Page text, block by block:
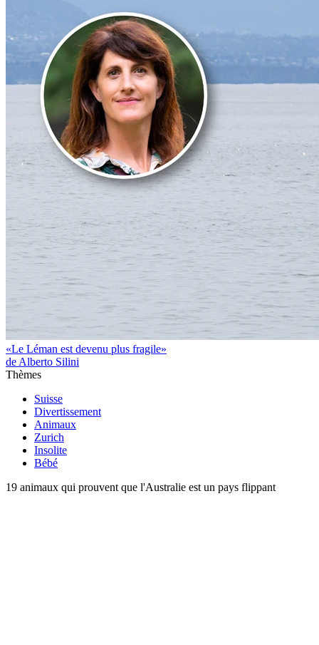
«Le Léman est devenu plus fragile»
de Alberto Silini
Thèmes
Suisse
Divertissement
Animaux
Zurich
Insolite
Bébé
19 animaux qui prouvent que l'Australie est un pays flippant